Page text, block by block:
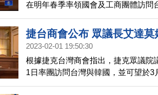
在明年春季率領國會及工商團體訪問
（13日）在記者會上表示，外交部
與我國進行交流與互動，等有確切訊
捷台商會公布 眾議長艾達
2023-02-01 19:50:30
根據捷克台灣商會指出，捷克眾議院
1日率團訪問台灣與韓國，並可望於
專機，從布拉格直飛台北。